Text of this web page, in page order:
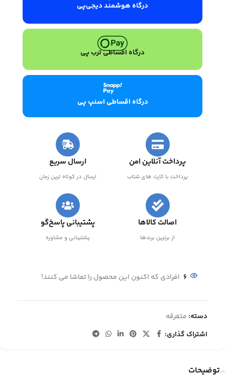
درگاه هوشمند دیجی‌پی
درگاه اقساطی ترب پی
درگاه اقساطی اسنپ پی
پرداخت آنلاین امن
پرداخت با کارت های شتاب
ارسال سریع
ارسال در کوتاه ترین زمان
اصالت کالاها
از برترین برندها
پشتیبانی پاسخ‌گو
پشتیبانی و مشاوره
6 افرادی که اکنون این محصول را تماشا می کنند!
دسته: متفرقه
اشتراک گذاری:
توضیحات